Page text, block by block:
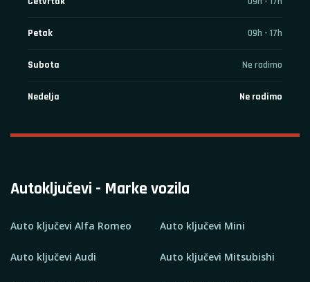
Petak 09h - 17h
Subota Ne radimo
Nedelja Ne radimo
Autoključevi - Marke vozila
Auto ključevi Alfa Romeo
Auto ključevi Audi
Auto ključevi Mini
Auto ključevi Mitsubishi